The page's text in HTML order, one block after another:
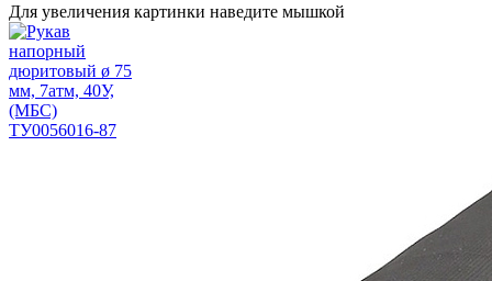
Для увеличения картинки наведите мышкой